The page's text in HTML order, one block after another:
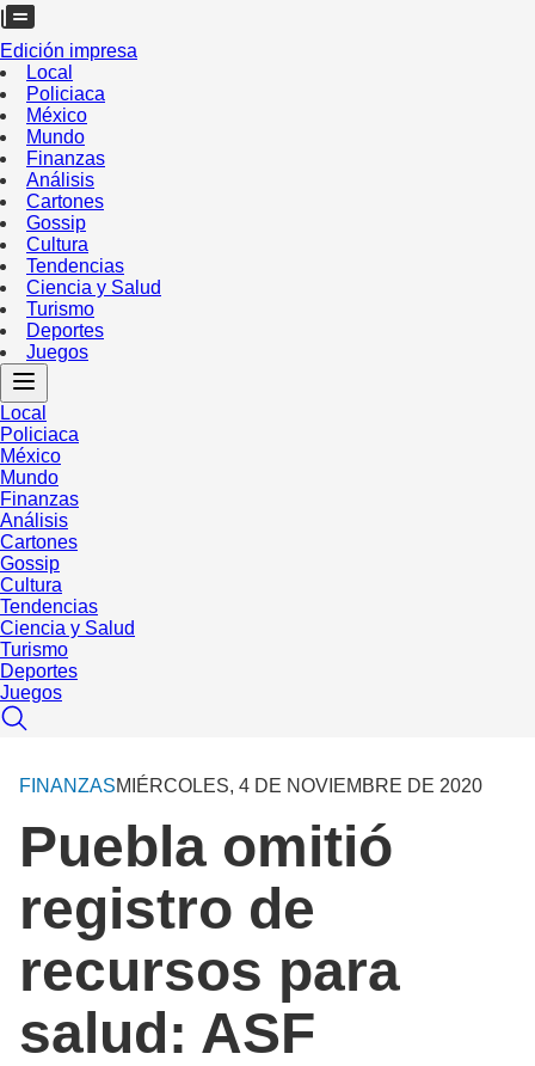
Edición impresa
Local
Policiaca
México
Mundo
Finanzas
Análisis
Cartones
Gossip
Cultura
Tendencias
Ciencia y Salud
Turismo
Deportes
Juegos
Local
Policiaca
México
Mundo
Finanzas
Análisis
Cartones
Gossip
Cultura
Tendencias
Ciencia y Salud
Turismo
Deportes
Juegos
FINANZASMIÉRCOLES, 4 DE NOVIEMBRE DE 2020
Puebla omitió
registro de
recursos para
salud: ASF